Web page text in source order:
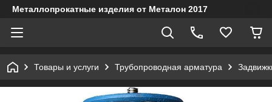
Металлопрокатные изделия от Металон 2017
Товары и услуги Трубопроводная арматура